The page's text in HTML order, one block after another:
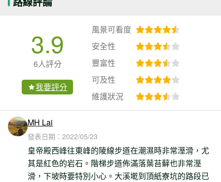
3.9
6人評分
我要評分
風景可看度
安全性
豐富性
可及性
維護狀況
MH Lai
發表日期： 2022/05/23
皇帝殿西峰往東峰的陵線步道在潮濕時非常溼滑，尤
其是紅色的岩石。階梯步道佈滿落葉苔蘚也非常溼
滑，下坡時要特別小心。大溪墘到頂紙寮坑的路段已